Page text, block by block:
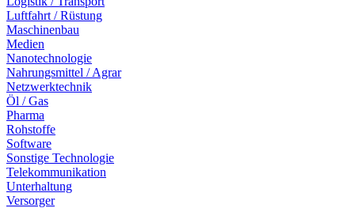
Luftfahrt / Rüstung
Maschinenbau
Medien
Nanotechnologie
Nahrungsmittel / Agrar
Netzwerktechnik
Öl / Gas
Pharma
Rohstoffe
Software
Sonstige Technologie
Telekommunikation
Unterhaltung
Versorger